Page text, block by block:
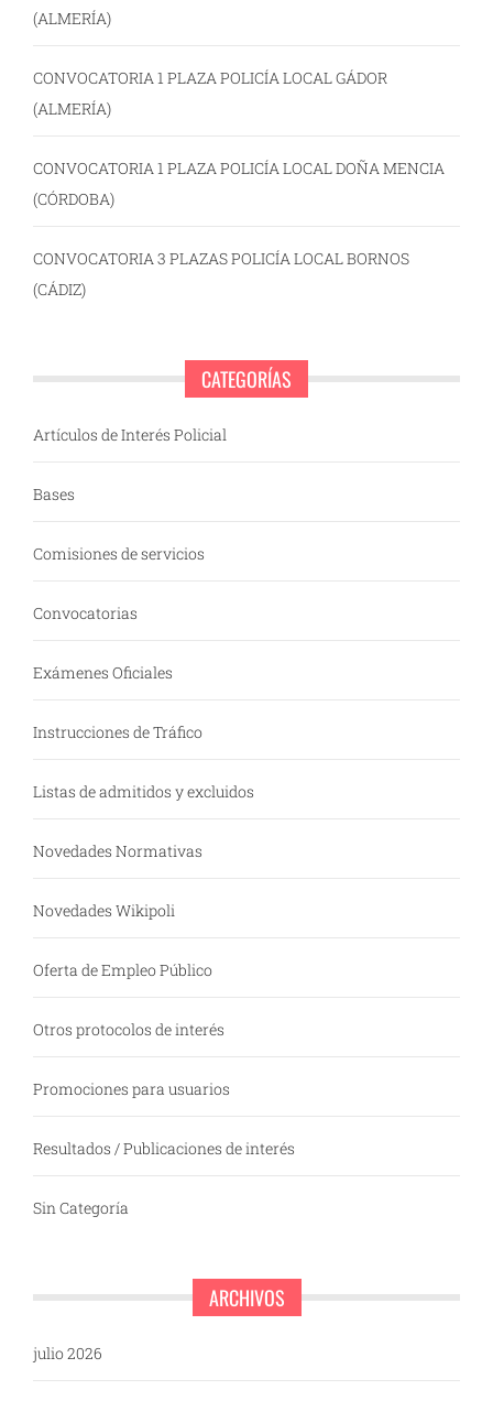
(ALMERÍA)
CONVOCATORIA 1 PLAZA POLICÍA LOCAL GÁDOR
(ALMERÍA)
CONVOCATORIA 1 PLAZA POLICÍA LOCAL DOÑA MENCIA
(CÓRDOBA)
CONVOCATORIA 3 PLAZAS POLICÍA LOCAL BORNOS
(CÁDIZ)
CATEGORÍAS
Artículos de Interés Policial
Bases
Comisiones de servicios
Convocatorias
Exámenes Oficiales
Instrucciones de Tráfico
Listas de admitidos y excluidos
Novedades Normativas
Novedades Wikipoli
Oferta de Empleo Público
Otros protocolos de interés
Promociones para usuarios
Resultados / Publicaciones de interés
Sin Categoría
ARCHIVOS
julio 2026